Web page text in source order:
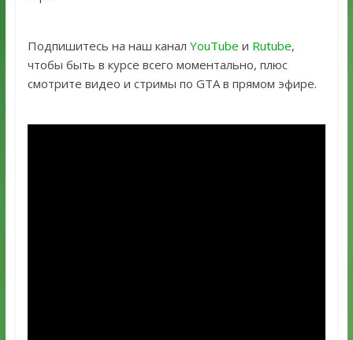
Подпишитесь на наш канал YouTube и Rutube,
чтобы быть в курсе всего моментально, плюс
смотрите видео и стримы по GTA в прямом эфире.